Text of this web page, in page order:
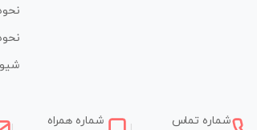
شماره تماس
شماره همراه